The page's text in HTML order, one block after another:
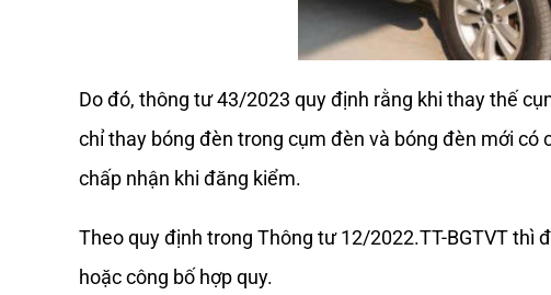
Do đó, thông tư 43/2023 quy định rằng khi thay thế
chỉ thay bóng đèn trong cụm đèn và bóng đèn mới
chấp nhận khi đăng kiểm.
Theo quy định trong Thông tư 12/2022.TT-BGTVT thì
hoặc công bố hợp quy.